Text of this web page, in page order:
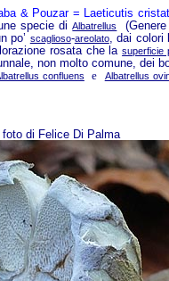
& Pouzar = Laeticutis
specie diAlbatrellus
po’ scaglioso-areolato, dai colori
rosata che lasuperficie
non molto comune, dei
confluens e Albatrellus
foto di Felice Di Palma